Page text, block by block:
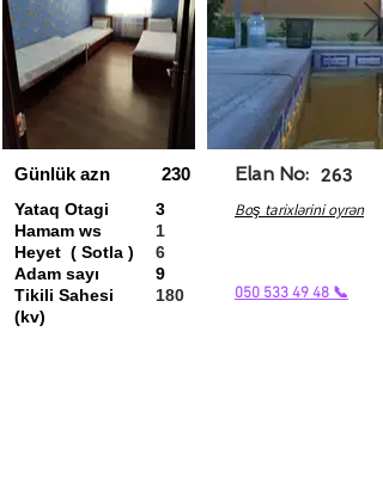
Günlük azn
Yataq Otagi
Hamam ws
Heyet ( Sotla )
Adam sayı
Tikili Sahesi
(kv)
230
3
Elan No: 263
Boş tarixlərini oyrən
1
6
9
180
050 533 49 48 📞